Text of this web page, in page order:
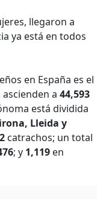
llegaron a
ya está en todos
en España es el
a 44,593
está dividida
Lleida y
catrachos; un total
; y 1,119 en